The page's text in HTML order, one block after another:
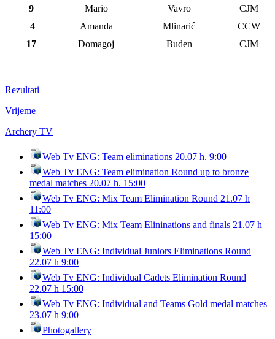
9
Mario Vavro
CJM
4
Amanda Mlinarić
CCW
17
Domagoj Buden CJM
Rezultati
Vrijeme
Archery TV
Web Tv ENG: Team eliminations 20.07 h. 9:00
Web Tv ENG: Team elimination Round up to bronze
medal matches 20.07 h. 15:00
Web Tv ENG: Mix Team Elimination Round 21.07 h
11:00
Web Tv ENG: Mix Team Elininations and finals 21.07 h
15:00
Web Tv ENG: Individual Juniors Eliminations Round
22.07 h 9:00
Web Tv ENG: Individual Cadets Elimination Round
22.07 h 15:00
Web Tv ENG: Individual and Teams Gold medal matches
23.07 h 9:00
Photogallery